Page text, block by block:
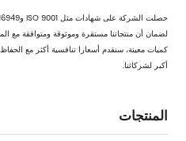
لضمان أن منتجاتنا مستقرة وموثوقة ومتوافقة مع
كميات معينة، سنقدم أسعارا تنافسية أكثر مع
أكبر لشركائنا.
المنتجات